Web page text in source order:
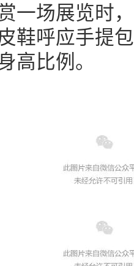
一场展览时
鞋呼应手提
高比例。